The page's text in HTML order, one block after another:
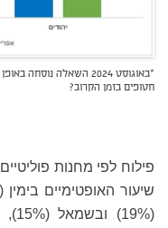
*באוגוסט 2024 השאלה
חטופים בזמן הקרוב?
פילוח לפי מחנות